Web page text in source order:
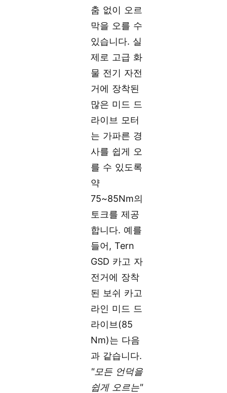
춤 없이 오르
막을 오를 수
있습니다. 실
제로 고급 화
물 전기 자전
거에 장착된
많은 미드 드
라이브 모터
는 가파른 경
사를 쉽게 오
를 수 있도록
약
75~85Nm의
토크를 제공
합니다. 예를
들어, Tern
GSD 카고 자
전거에 장착
된 보쉬 카고
라인 미드 드
라이브(85
Nm)는 다음
과 같습니다.
"모든 언덕을
쉽게 오르는"